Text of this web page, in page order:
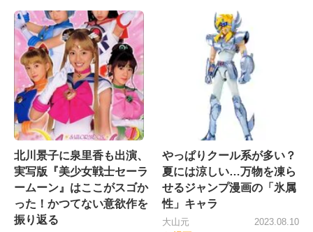
北川景子に泉里香も出演、
実写版『美少女戦士セーラ
ームーン』はここがスゴか
った！かつてない意欲作を
振り返る
やっぱりクール系が多い？
夏には涼しい…万物を凍ら
せるジャンプ漫画の「氷属
性」キャラ
大山元
2023.08.10